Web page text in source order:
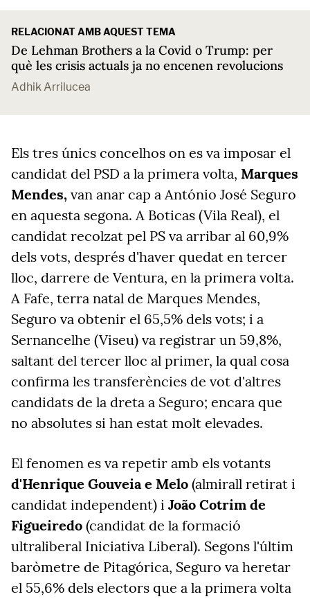
RELACIONAT AMB AQUEST TEMA
De Lehman Brothers a la Covid o Trump: per
què les crisis actuals ja no encenen revolucions
Adhik Arrilucea
Els tres únics concelhos on es va imposar el
candidat del PSD a la primera volta, Marques
Mendes, van anar cap a António José Seguro
en aquesta segona. A Boticas (Vila Real), el
candidat recolzat pel PS va arribar al 60,9%
dels vots, després d'haver quedat en tercer
lloc, darrere de Ventura, en la primera volta.
A Fafe, terra natal de Marques Mendes,
Seguro va obtenir el 65,5% dels vots; i a
Sernancelhe (Viseu) va registrar un 59,8%,
saltant del tercer lloc al primer, la qual cosa
confirma les transferències de vot d'altres
candidats de la dreta a Seguro; encara que
no absolutes si han estat molt elevades.
El fenomen es va repetir amb els votants
d'Henrique Gouveia e Melo (almirall retirat i
candidat independent) i João Cotrim de
Figueiredo (candidat de la formació
ultraliberal Iniciativa Liberal). Segons l'últim
baròmetre de Pitagórica, Seguro va heretar
el 55,6% dels electors que a la primera volta